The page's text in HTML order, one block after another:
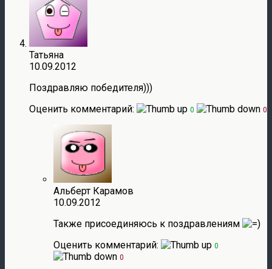
Татьяна
10.09.2012
Поздравляю победителя)))
Оценить комментарий:
0 0
Альберт Карамов
10.09.2012
Также присоединяюсь к поздравлениям
Оценить комментарий:
0
0